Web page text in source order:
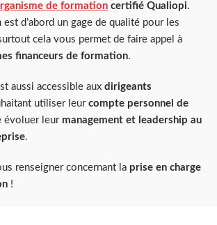
de formation certifié Qualiopi.
d’abord un gage de qualité pour les
cela vous permet de faire appel à
financeurs de formation.
aussi accessible aux dirigeants
utiliser leurcompte personnel de
évoluer leur management et leadership au
.
renseigner concernant la prise en charge
!